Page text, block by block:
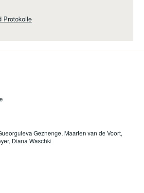
Protokolle
Geznenge, Maarten van de Voort,
Diana Waschki